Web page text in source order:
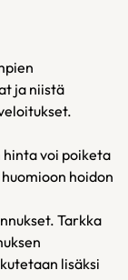
ja niistä
hinta voi poiketa
hoidon
Tarkka
lisäksi